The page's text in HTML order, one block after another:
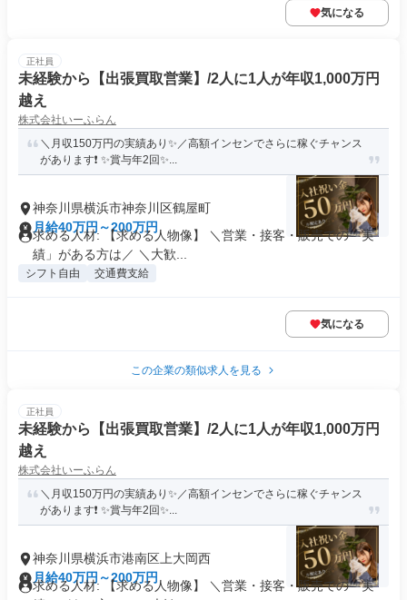
気になる
正社員
未経験から【出張買取営業】/2人に1人が年収1,000万円
越え
株式会社いーふらん
＼月収150万円の実績あり✨／高額インセンでさらに稼ぐチャンス
があります❗ ✨賞与年2回✨...
神奈川県横浜市神奈川区鶴屋町
月給40万円～200万円
求める人材: 【求める人物像】 ＼営業・接客・販売での「実
績」がある方は／ ＼大歓...
シフト自由 交通費支給
気になる
この企業の類似求人を見る
正社員
未経験から【出張買取営業】/2人に1人が年収1,000万円
越え
株式会社いーふらん
＼月収150万円の実績あり✨／高額インセンでさらに稼ぐチャンス
があります❗ ✨賞与年2回✨...
神奈川県横浜市港南区上大岡西
月給40万円～200万円
求める人材: 【求める人物像】 ＼営業・接客・販売での「実